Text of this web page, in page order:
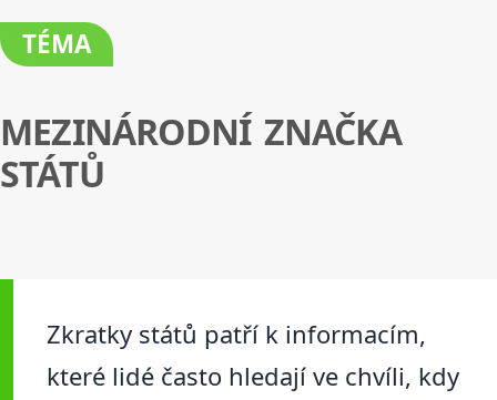
TÉMA
MEZINÁRODNÍ ZNAČKA
STÁTŮ
Zkratky států patří k informacím,
které lidé často hledají ve chvíli, kdy